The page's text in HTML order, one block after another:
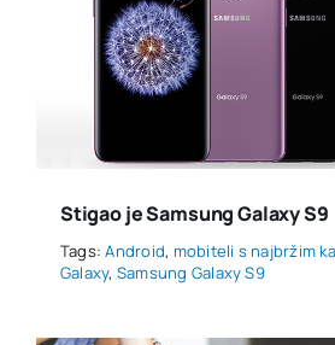
Stigao je Samsung Galaxy S9
Tags:Android, mobiteli s najbržim
Galaxy, Samsung Galaxy S9